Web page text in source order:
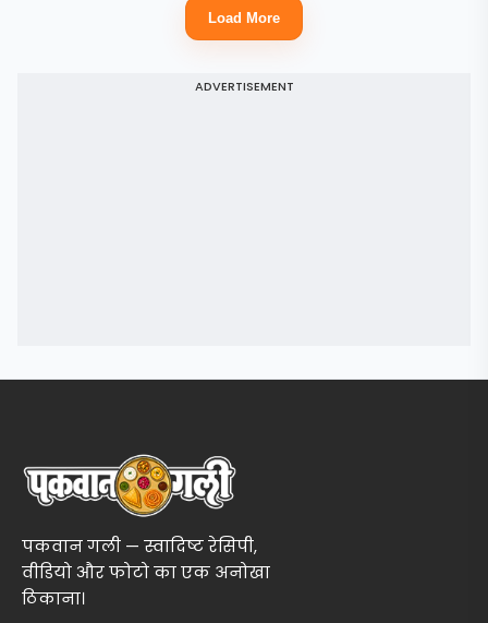
Load More
ADVERTISEMENT
पकवान गली — स्वादिष्ट रेसिपी,
वीडियो और फोटो का एक अनोखा
ठिकाना।